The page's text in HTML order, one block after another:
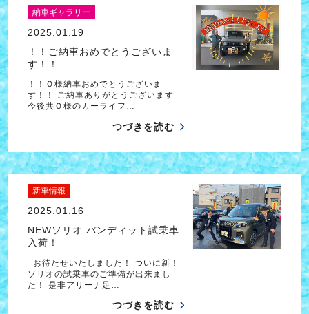
納車ギャラリー
2025.01.19
！！ご納車おめでとうございま
す！！
！！Ｏ様納車おめでとうございま
す！！ ご納車ありがとうございます
今後共Ｏ様のカーライフ…
つづきを読む
新車情報
2025.01.16
NEWソリオ バンディット試乗車
入荷！
お待たせいたしました！ ついに新！
ソリオの試乗車のご準備が出来まし
た！ 是非アリーナ足…
つづきを読む